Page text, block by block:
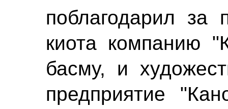
поблагодарил за
киота компанию
басму, и
предприятие